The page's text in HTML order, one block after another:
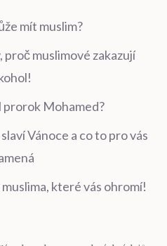
mít muslim?
muslimové zakazují
prorok Mohamed?
Vánoce a co to pro vás
které vás ohromí!